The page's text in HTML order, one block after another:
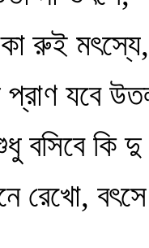
রুই মৎস্যে,
প্রাণ যবে
বসিবে কি
রেখো,